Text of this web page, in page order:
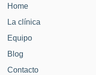
Home
La clínica
Equipo
Blog
Contacto